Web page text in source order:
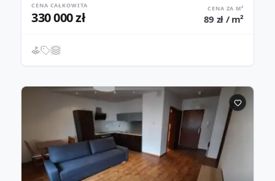
CENA CAŁKOWITA
330 000 zł
CENA ZA M²
89 zł / m²